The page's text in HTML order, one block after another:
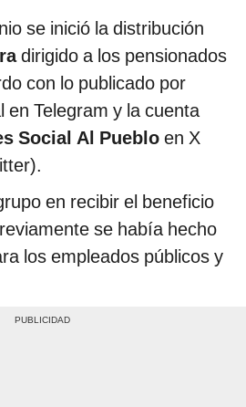
se inició la distribución
dirigido a los pensionados
con lo publicado por
en Telegram y la cuenta
Social Al Pueblo en X
en recibir el beneficio
se había hecho
los empleados públicos y